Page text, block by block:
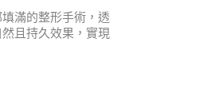
滿的整形手術，透
且持久效果，實現